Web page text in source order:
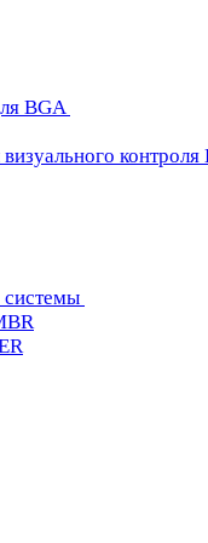
BGA
контроля
системы